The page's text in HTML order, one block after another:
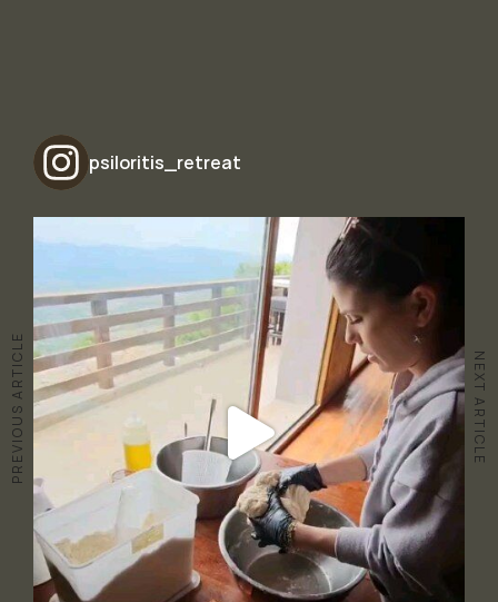
PREVIOUS ARTICLE NEXT ARTICLE
psiloritis_retreat